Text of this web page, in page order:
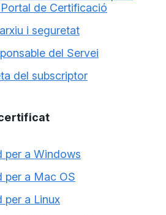
de Certificació
i seguretat
del Servei
del subscriptor
per a Windows
per a Mac OS
per a Linux